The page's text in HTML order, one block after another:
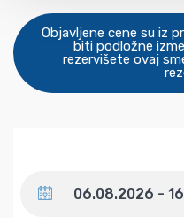
Objavljene cene su iz
biti podložne
rezervišete ovaj